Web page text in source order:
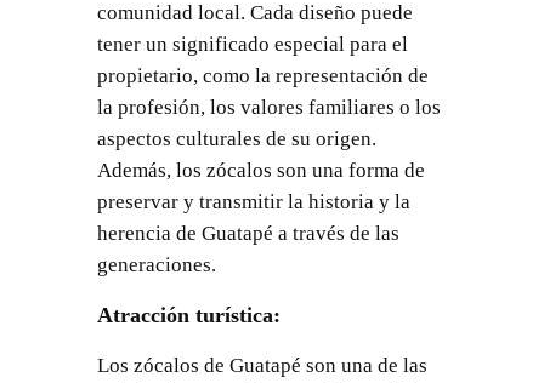
comunidad local. Cada diseño puede
tener un significado especial para el
propietario, como la representación de
la profesión, los valores familiares o los
aspectos culturales de su origen.
Además, los zócalos son una forma de
preservar y transmitir la historia y la
herencia de Guatapé a través de las
generaciones.
Atracción turística:
Los zócalos de Guatapé son una de las